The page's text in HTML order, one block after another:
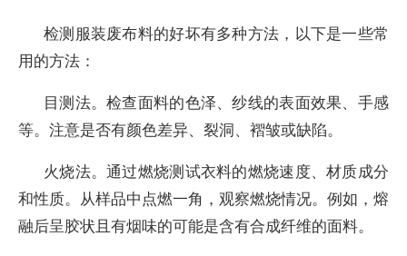
检测服装废布料的好坏有多种方法，以下是一些常
用的方法：
目测法。检查面料的色泽、纱线的表面效果、手感
等。注意是否有颜色差异、裂洞、褶皱或缺陷。
火烧法。通过燃烧测试衣料的燃烧速度、材质成分
和性质。从样品中点燃一角，观察燃烧情况。例如，熔
融后呈胶状且有烟味的可能是含有合成纤维的面料。